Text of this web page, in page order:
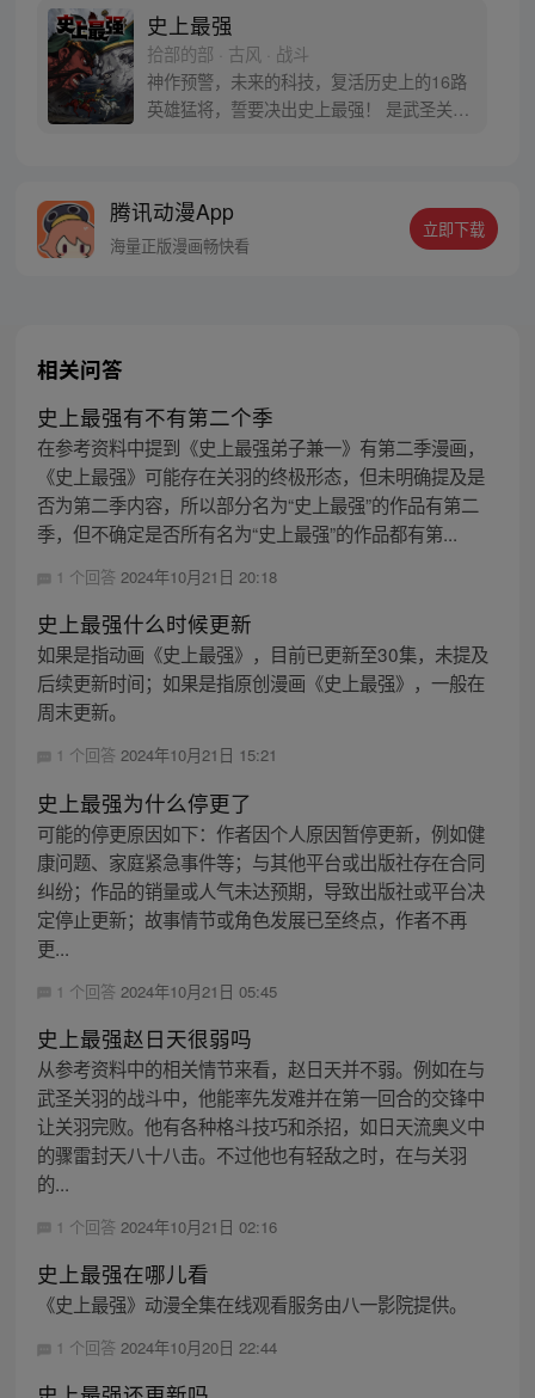
史上最强
拾部的部 · 古风 · 战斗
神作预警，未来的科技，复活历史上的16路
英雄猛将，誓要决出史上最强！ 是武圣关云
丝群：481670726
腾讯动漫App
海量正版漫画畅快看
立即下载
相关问答
史上最强有不有第二个季
在参考资料中提到《史上最强弟子兼一》有第二季漫画，
《史上最强》可能存在关羽的终极形态，但未明确提及是
否为第二季内容，所以部分名为“史上最强”的作品有第二
季，但不确定是否所有名为“史上最强”的作品都有第...
1 个回答 2024年10月21日 20:18
史上最强什么时候更新
如果是指动画《史上最强》，目前已更新至30集，未提及
后续更新时间；如果是指原创漫画《史上最强》，一般在
周末更新。
1 个回答 2024年10月21日 15:21
史上最强为什么停更了
可能的停更原因如下：作者因个人原因暂停更新，例如健
康问题、家庭紧急事件等；与其他平台或出版社存在合同
纠纷；作品的销量或人气未达预期，导致出版社或平台决
定停止更新；故事情节或角色发展已至终点，作者不再
更...
1 个回答 2024年10月21日 05:45
史上最强赵日天很弱吗
从参考资料中的相关情节来看，赵日天并不弱。例如在与
武圣关羽的战斗中，他能率先发难并在第一回合的交锋中
让关羽完败。他有各种格斗技巧和杀招，如日天流奥义中
的骤雷封天八十八击。不过他也有轻敌之时，在与关羽
的...
1 个回答 2024年10月21日 02:16
史上最强在哪儿看
《史上最强》动漫全集在线观看服务由八一影院提供。
1 个回答 2024年10月20日 22:44